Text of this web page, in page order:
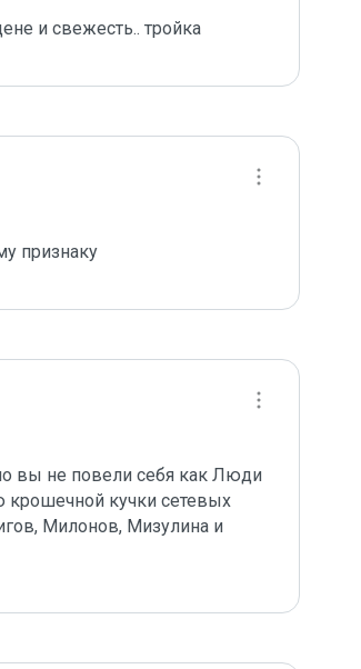
и свежесть.. тройка
признаку
вы не повели себя как Люди
крошечной кучки сетевых
Милонов, Мизулина и